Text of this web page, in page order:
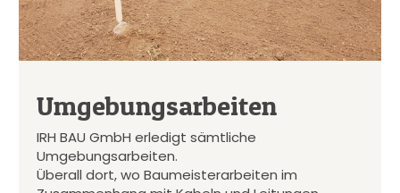
Umgebungsarbeiten
IRH BAU GmbH erledigt sämtliche
Umgebungsarbeiten.
Überall dort, wo Baumeisterarbeiten im